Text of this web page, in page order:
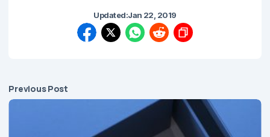
Updated:Jan 22, 2019
Previous Post